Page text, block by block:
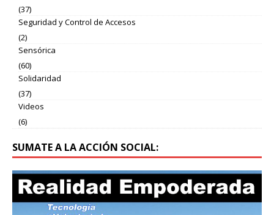
(37)
Seguridad y Control de Accesos
(2)
Sensórica
(60)
Solidaridad
(37)
Videos
(6)
SUMATE A LA ACCIÓN SOCIAL: